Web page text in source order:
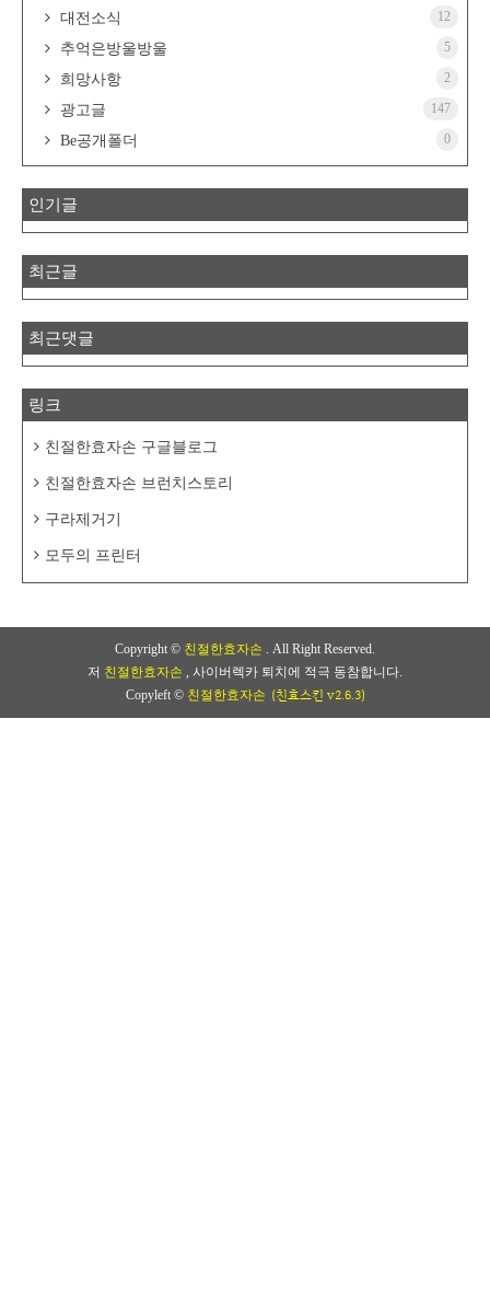
대전소식 12
추억은방울방울 5
희망사항 2
광고글 147
Be공개폴더 0
인기글
최근글
최근댓글
링크
친절한효자손 구글블로그
친절한효자손 브런치스토리
구라제거기
모두의 프린터
Copyright © 친절한효자손
. All Right Reserved.
저 친절한효자손
, 사이버렉카 퇴치에 적극 동참합니다.
Copyleft © 친절한효자손 (친효스킨 v2.6.3)